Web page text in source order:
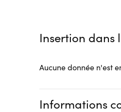
Insertion dans
Aucune donnée n'est
Informations